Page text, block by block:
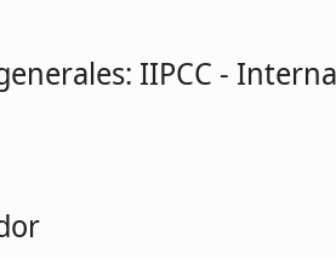
IIPCC -